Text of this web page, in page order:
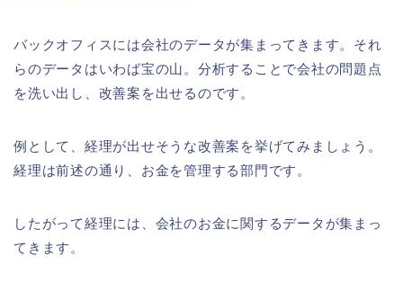
バックオフィスには会社のデータが集まってきます。それ
らのデータはいわば宝の山。分析することで会社の問題点
を洗い出し、改善案を出せるのです。
例として、経理が出せそうな改善案を挙げてみましょう。
経理は前述の通り、お金を管理する部門です。
したがって経理には、会社のお金に関するデータが集まっ
てきます。